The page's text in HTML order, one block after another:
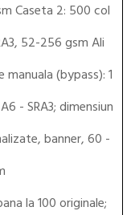
Caseta 2: 500 col
52-256 gsm Ali
manuala (bypass): 1
- SRA3; dimensiun
banner, 60 -
la 100 originale;